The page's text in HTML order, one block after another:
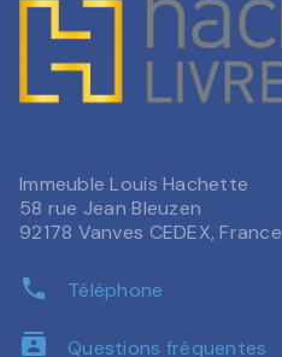
Immeuble Louis Hachette
58 rue Jean Bleuzen
92178 Vanves CEDEX, France
phone Téléphone
contacts Questions fréquentes